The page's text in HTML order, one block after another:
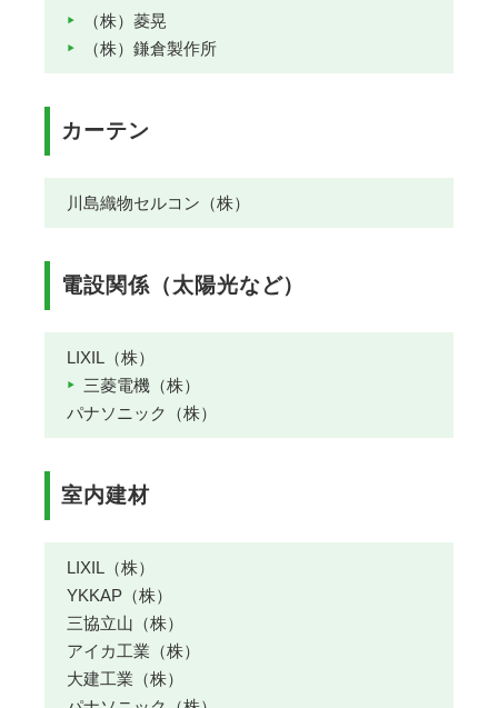
（株）菱晃
（株）鎌倉製作所
カーテン
川島織物セルコン（株）
電設関係（太陽光など）
LIXIL（株）
三菱電機（株）
パナソニック（株）
室内建材
LIXIL（株）
YKKAP（株）
三協立山（株）
アイカ工業（株）
大建工業（株）